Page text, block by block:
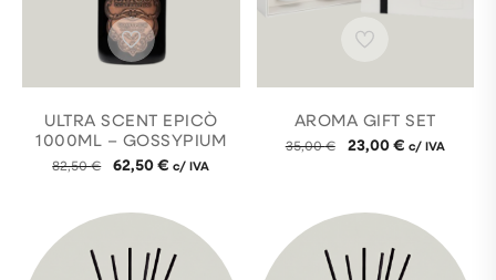
ULTRA SCENT EPICÒ
1000ML – GOSSYPIUM
82,50€ 62,50€ c/ IVA
AROMA GIFT SET
35,00€ 23,00€ c/ IVA